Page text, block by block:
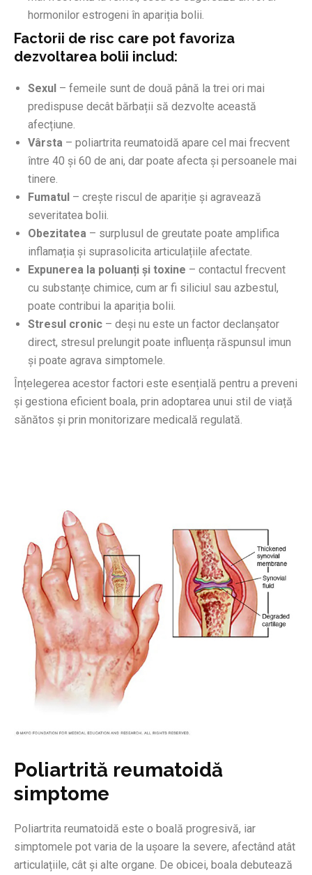
hormonilor estrogeni în apariția bolii.
Factorii de risc care pot favoriza
dezvoltarea bolii includ:
Sexul – femeile sunt de două până la trei ori mai
predispuse decât bărbații să dezvolte această
afecțiune.
Vârsta – poliartrita reumatoidă apare cel mai frecvent
între 40 și 60 de ani, dar poate afecta și persoanele mai
tinere.
Fumatul – crește riscul de apariție și agravează
severitatea bolii.
Obezitatea – surplusul de greutate poate amplifica
inflamația și suprasolicita articulațiile afectate.
Expunerea la poluanți și toxine – contactul frecvent
cu substanțe chimice, cum ar fi siliciul sau azbestul,
poate contribui la apariția bolii.
Stresul cronic – deși nu este un factor declanșator
direct, stresul prelungit poate influența răspunsul imun
și poate agrava simptomele.
Înțelegerea acestor factori este esențială pentru a preveni
și gestiona eficient boala, prin adoptarea unui stil de viață
sănătos și prin monitorizare medicală regulată.
Poliartrită reumatoidă
simptome
Poliartrita reumatoidă este o boală progresivă, iar
simptomele pot varia de la ușoare la severe, afectând atât
articulațiile, cât și alte organe. De obicei, boala debutează